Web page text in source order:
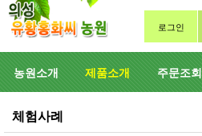
로그인
농원소개 제품소개 주문조회
체험사례